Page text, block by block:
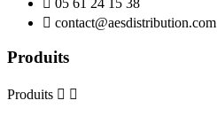
 contact@aesdistribution.com
Produits
Produits  